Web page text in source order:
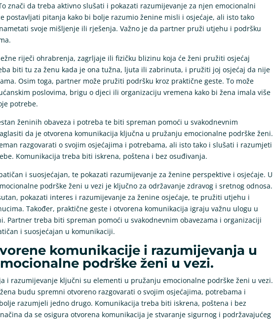
znači da treba aktivno slušati i pokazati razumijevanje za njen emocionalni
postavljati pitanja kako bi bolje razumio ženine misli i osjećaje, ali isto tako
svoje mišljenje ili rješenja. Važno je da partner pruži utjehu i podršku
riječi ohrabrenja, zagrljaje ili fizičku blizinu koja će ženi pružiti osjećaj
biti tu za ženu kada je ona tužna, ljuta ili zabrinuta, i pružiti joj osjećaj da nije
Osim toga, partner može pružiti podršku kroz praktične geste. To može
poslovima, brigu o djeci ili organizaciju vremena kako bi žena imala više
potrebe.
ženinih obaveza i potreba te biti spreman pomoći u svakodnevnim
da je otvorena komunikacija ključna u pružanju emocionalne podrške ženi.
razgovarati o svojim osjećajima i potrebama, ali isto tako i slušati i razumjeti
Komunikacija treba biti iskrena, poštena i bez osuđivanja.
i suosjećajan, te pokazati razumijevanje za ženine perspektive i osjećaje. U
podrške ženi u vezi je ključno za održavanje zdravog i sretnog odnosa.
pokazati interes i razumijevanje za ženine osjećaje, te pružiti utjehu i
Također, praktične geste i otvorena komunikacija igraju važnu ulogu u
Partner treba biti spreman pomoći u svakodnevnim obavezama i organizaciji
i suosjećajan u komunikaciji.
komunikacije i razumijevanja u
podrške ženi u vezi.
i razumijevanje ključni su elementi u pružanju emocionalne podrške ženi u vezi.
budu spremni otvoreno razgovarati o svojim osjećajima, potrebama i
razumjeli jedno drugo. Komunikacija treba biti iskrena, poštena i bez
da se osigura otvorena komunikacija je stvaranje sigurnog i podržavajućeg